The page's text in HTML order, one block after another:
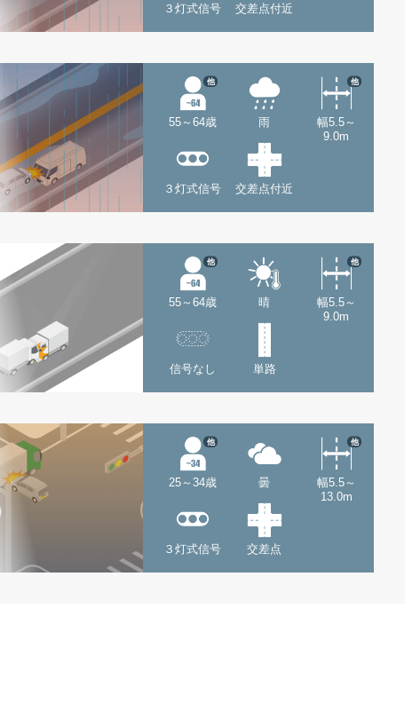
３灯式信号 交差点付近
55～64歳
他
雨
幅5.5～
9.0m
他
３灯式信号 交差点付近
55～64歳
他
晴
幅5.5～
9.0m
他
信号なし 単路
25～34歳
他
曇
幅5.5～
13.0m
他
３灯式信号 交差点